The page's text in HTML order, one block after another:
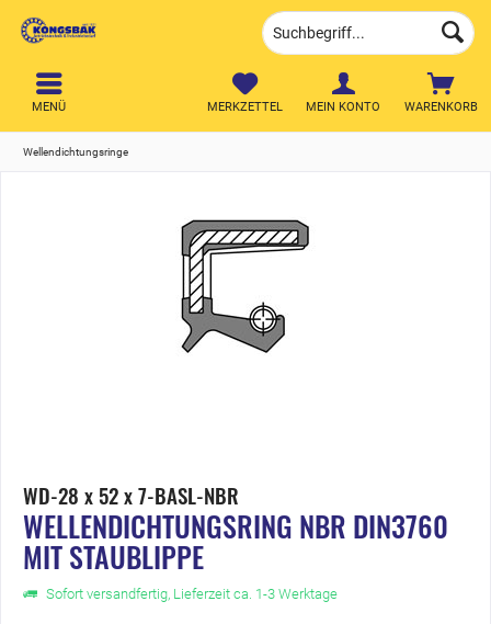
WARENKORB
MERKZETTEL MEIN KONTO
MENÜ
Wellendichtungsringe
WD-28 x 52 x 7-BASL-NBR
WELLENDICHTUNGSRING NBR DIN3760
MIT STAUBLIPPE
Sofort versandfertig, Lieferzeit ca. 1-3 Werktage